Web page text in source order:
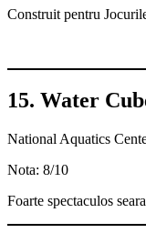
Construit pentru
15. Water
National Aquatics
Nota: 8/10
Foarte spectaculos